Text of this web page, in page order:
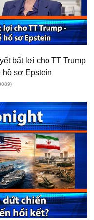
bất lợi cho TT Trump
hồ sơ Epstein